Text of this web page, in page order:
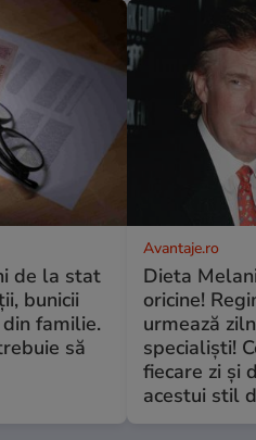
de la stat
bunicii
familie.
să
Avantaje.ro
Dieta
oricine!
urmează
specialiști!
fiecare zi și
acestui stil